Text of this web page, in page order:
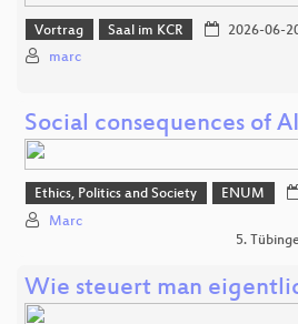
Vortrag Saal im KCR 2026-06-
marc
Social consequences of AI
Ethics, Politics and Society ENUM
Marc
5.
Wie steuert man